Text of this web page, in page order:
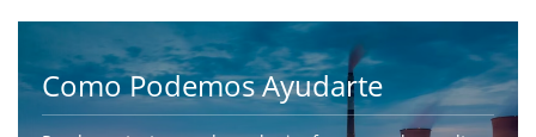
Como Podemos Ayudarte